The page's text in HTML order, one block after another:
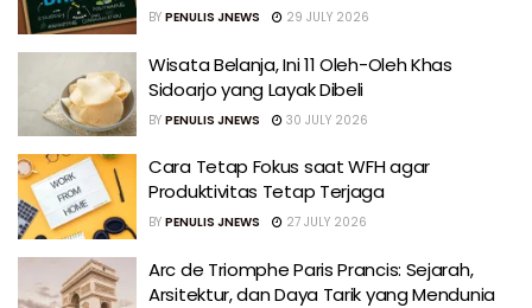
BY PENULIS JNEWS 29 JULY 2026
Wisata Belanja, Ini 11 Oleh-Oleh Khas
Sidoarjo yang Layak Dibeli
BY PENULIS JNEWS 30 JULY 2026
Cara Tetap Fokus saat WFH agar
Produktivitas Tetap Terjaga
BY PENULIS JNEWS 27 JULY 2026
Arc de Triomphe Paris Prancis: Sejarah,
Arsitektur, dan Daya Tarik yang Mendunia